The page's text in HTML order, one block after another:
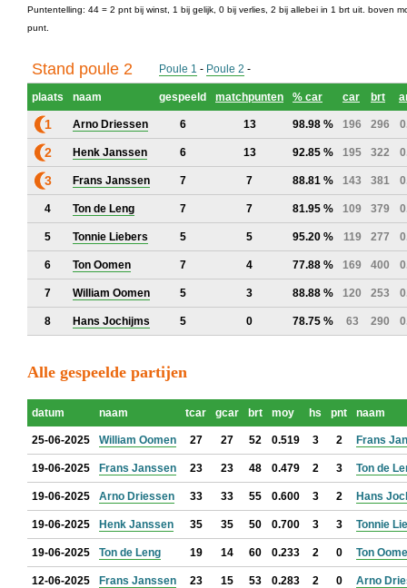
Puntentelling: 44 = 2 pnt bij winst, 1 bij gelijk, 0 bij verlies, 2 bij allebei in 1 brt uit. boven
punt.
Stand poule 2 Poule 1 - Poule 2 -
plaats naam gespeeld matchpunten % car car brt
1 Arno Driessen 6 13 98.98 % 196 296
2 Henk Janssen 6 13 92.85 % 195 322
3 Frans Janssen 7 7 88.81 % 143 381
4 Ton de Leng 7 7 81.95 % 109 379
5 Tonnie Liebers 5 5 95.20 % 119 277
6 Ton Oomen 7 4 77.88 % 169 400
7 William Oomen 5 3 88.88 % 120 253
8 Hans Jochijms 5 0 78.75 % 63 290
Alle gespeelde partijen
datum naam tcar gcar brt moy hs pnt naam
25-06-2025 William Oomen 27 27 52 0.519 3 2 Frans
19-06-2025 Frans Janssen 23 23 48 0.479 2 3 Ton de
19-06-2025 Arno Driessen 33 33 55 0.600 3 2 Hans
19-06-2025 Henk Janssen 35 35 50 0.700 3 3 Tonnie
19-06-2025 Ton de Leng 19 14 60 0.233 2 0 Ton
12-06-2025 Frans Janssen 23 15 53 0.283 2 0 Arno